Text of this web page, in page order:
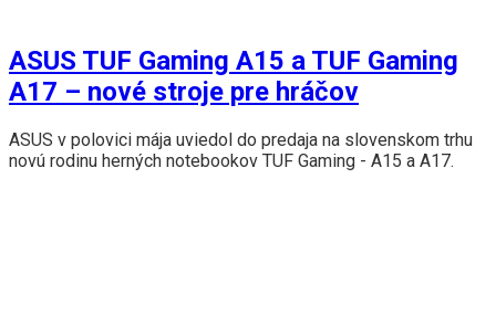
ASUS TUF Gaming A15 a TUF Gaming
A17 – nové stroje pre hráčov
ASUS v polovici mája uviedol do predaja na slovenskom trhu
novú rodinu herných notebookov TUF Gaming - A15 a A17.